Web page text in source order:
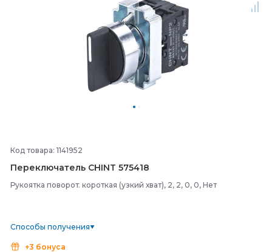
Код товара: 1141952
Переключатель CHINT 575418
Рукоятка поворот. короткая (узкий хват), 2, 2, 0, 0, Нет
Способы получения
+3 бонуса